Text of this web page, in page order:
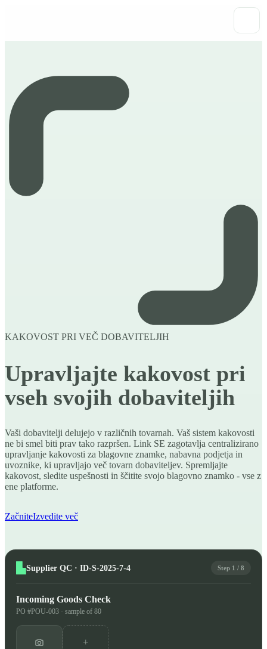
KAKOVOST PRI VEČ DOBAVITELJIH
Upravljajte kakovost pri
vseh svojih dobaviteljih
Vaši dobavitelji delujejo v različnih tovarnah. Vaš sistem kakovosti
ne bi smel biti prav tako razpršen. Link SE zagotavlja centralizirano
upravljanje kakovosti za blagovne znamke, nabavna podjetja in
uvoznike, ki upravljajo več tovarn dobaviteljev. Spremljajte
kakovost, sledite uspešnosti in ščitite svojo blagovno znamko - vse z
ene platforme.
ZačniteIzvedite več
Supplier QC · ID-S-2025-7-4 Step 1 / 8
Incoming Goods Check
PO #POU-003 · sample of 80
+